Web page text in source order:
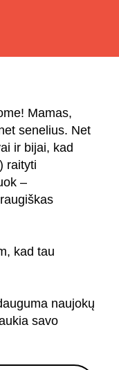
Mamas,
senelius. Net
ir bijai, kad
raityti
–
kad tau
naujokų
savo